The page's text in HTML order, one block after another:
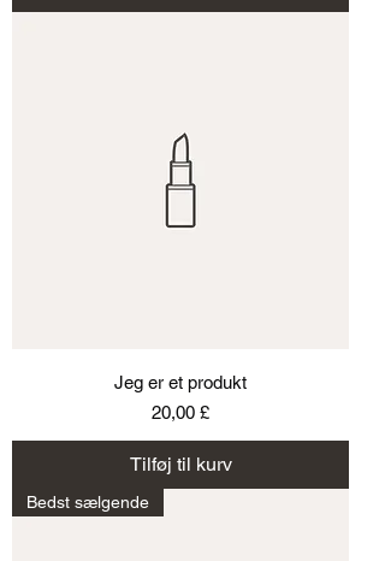
Jeg er et produkt
Pris
20,00 £
Tilføj til kurv
Bedst sælgende